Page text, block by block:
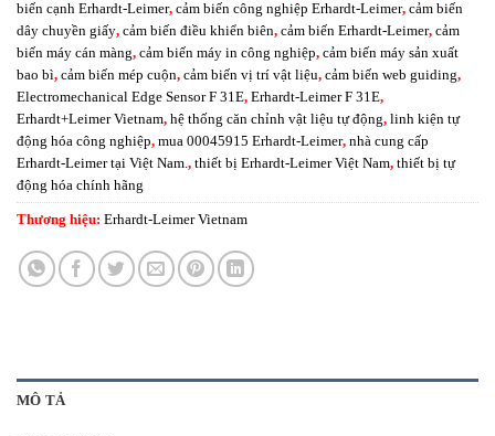
biến cạnh Erhardt-Leimer, cảm biến công nghiệp Erhardt-Leimer, cảm biến
dây chuyền giấy, cảm biến điều khiển biên, cảm biến Erhardt-Leimer, cảm
biến máy cán màng, cảm biến máy in công nghiệp, cảm biến máy sản xuất
bao bì, cảm biến mép cuộn, cảm biến vị trí vật liệu, cảm biến web guiding,
Electromechanical Edge Sensor F 31E, Erhardt-Leimer F 31E,
Erhardt+Leimer Vietnam, hệ thống căn chỉnh vật liệu tự động, linh kiện tự
động hóa công nghiệp, mua 00045915 Erhardt-Leimer, nhà cung cấp
Erhardt-Leimer tại Việt Nam., thiết bị Erhardt-Leimer Việt Nam, thiết bị tự
động hóa chính hãng
Thương hiệu: Erhardt-Leimer Vietnam
MÔ TẢ